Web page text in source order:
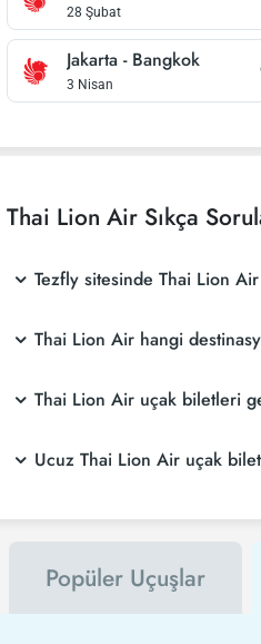
28 Şubat
Jakarta - Bangkok
3 Nisan
Thai Lion Air Sıkça
Tezfly sitesinde Thai Lion
Thai Lion Air hangi
Thai Lion Air uçak biletleri
Ucuz Thai Lion Air uçak
Popüler Uçuşlar